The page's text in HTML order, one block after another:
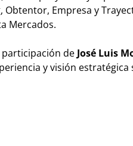
Empresa y
Mercados.
participación de José Luis
y visión estratégica